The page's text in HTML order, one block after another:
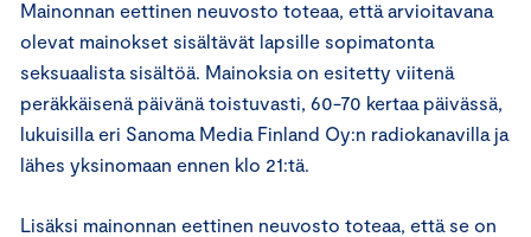
Mainonnan eettinen neuvosto toteaa, että arvioitavana
olevat mainokset sisältävät lapsille sopimatonta
seksuaalista sisältöä. Mainoksia on esitetty viitenä
peräkkäisenä päivänä toistuvasti, 60-70 kertaa päivässä,
lukuisilla eri Sanoma Media Finland Oy:n radiokanavilla ja
lähes yksinomaan ennen klo 21:tä.
Lisäksi mainonnan eettinen neuvosto toteaa, että se on